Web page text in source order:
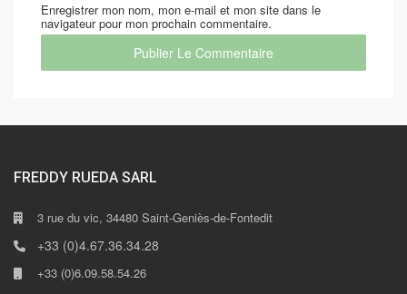
Enregistrer mon nom, mon e-mail et mon site dans le
navigateur pour mon prochain commentaire.
FREDDY RUEDA SARL
3 rue du vic, 34480 Saint-Geniès-de-Fontedit
+33 (0)4.67.36.34.28
+33 (0)6.09.58.54.26